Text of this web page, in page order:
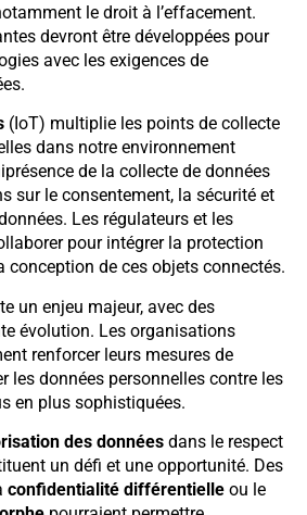
le droit à l’effacement.
devront être développées pour
avec les exigences de
(IoT) multiplie les points de collecte
dans notre environnement
de la collecte de données
sur le consentement, la sécurité et
Les régulateurs et les
pour intégrer la protection
conception de ces objets connectés.
un enjeu majeur, avec des
évolution. Les organisations
renforcer leurs mesures de
les données personnelles contre les
en plus sophistiquées.
des données dans le respect
un défi et une opportunité. Des
confidentialité différentielle ou le